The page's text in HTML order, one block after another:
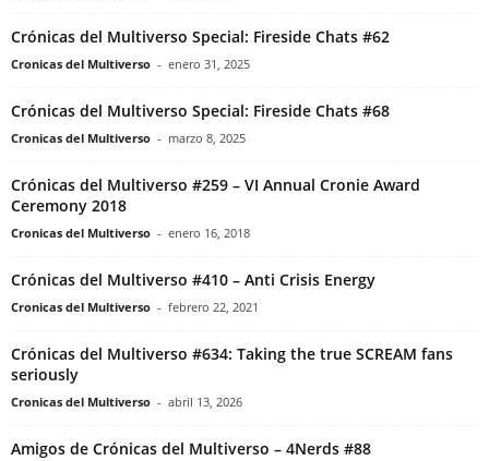
Crónicas del Multiverso Special: Fireside Chats #62
Cronicas del Multiverso - enero 31, 2025
Crónicas del Multiverso Special: Fireside Chats #68
Cronicas del Multiverso - marzo 8, 2025
Crónicas del Multiverso #259 – VI Annual Cronie Award
Ceremony 2018
Cronicas del Multiverso - enero 16, 2018
Crónicas del Multiverso #410 – Anti Crisis Energy
Cronicas del Multiverso - febrero 22, 2021
Crónicas del Multiverso #634: Taking the true SCREAM fans
seriously
Cronicas del Multiverso - abril 13, 2026
Amigos de Crónicas del Multiverso – 4Nerds #88